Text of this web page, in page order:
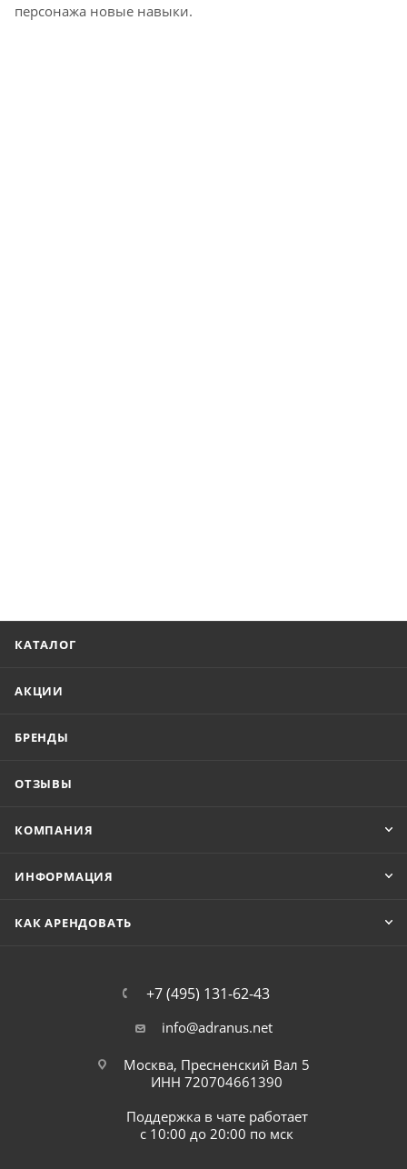
персонажа новые навыки.
КАТАЛОГ
АКЦИИ
БРЕНДЫ
ОТЗЫВЫ
КОМПАНИЯ
ИНФОРМАЦИЯ
КАК АРЕНДОВАТЬ
+7 (495) 131-62-43
info@adranus.net
Москва, Пресненский Вал 5
ИНН 720704661390
Поддержка в чате работает
с 10:00 до 20:00 по мск